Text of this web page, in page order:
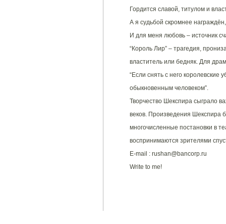
Гордится славой, титулом и
А я судьбой скромнее награждён,
И для меня любовь – источник
“Король Лир” – трагедия,
властитель или бедняк. Для
“Если снять с него королевские
обыкновенным человеком”.
Творчество Шекспира сыграло
веков. Произведения Шекспира
многочисленные постановки в
воспринимаются зрителями
E-mail : rushan@bancorp.ru
Write to me!